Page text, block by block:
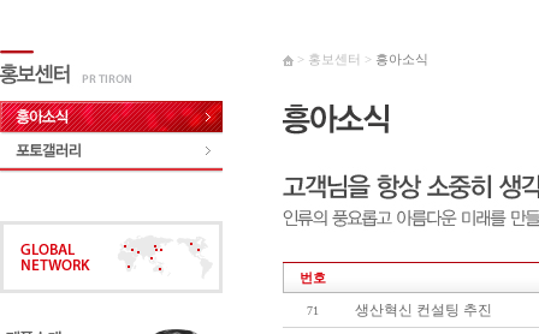
> 홍보센터 > 흥아소식
번호
71 생산혁신 컨설팅 추진